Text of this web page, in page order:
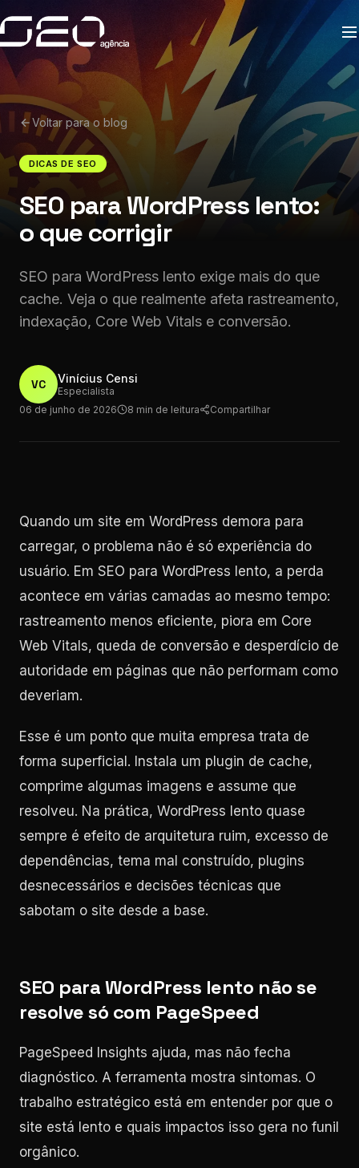
Voltar para o blog
DICAS DE SEO
SEO para WordPress lento:
o que corrigir
SEO para WordPress lento exige mais do que
cache. Veja o que realmente afeta rastreamento,
indexação, Core Web Vitals e conversão.
VC Vinícius Censi
Especialista
06 de junho de 2026
8 min de leitura Compartilhar
Quando um site em WordPress demora para
carregar, o problema não é só experiência do
usuário. Em SEO para WordPress lento, a perda
acontece em várias camadas ao mesmo tempo:
rastreamento menos eficiente, piora em Core
Web Vitals, queda de conversão e desperdício de
autoridade em páginas que não performam como
deveriam.
Esse é um ponto que muita empresa trata de
forma superficial. Instala um plugin de cache,
comprime algumas imagens e assume que
resolveu. Na prática, WordPress lento quase
sempre é efeito de arquitetura ruim, excesso de
dependências, tema mal construído, plugins
desnecessários e decisões técnicas que
sabotam o site desde a base.
SEO para WordPress lento não se
resolve só com PageSpeed
PageSpeed Insights ajuda, mas não fecha
diagnóstico. A ferramenta mostra sintomas. O
trabalho estratégico está em entender por que o
site está lento e quais impactos isso gera no funil
orgânico.